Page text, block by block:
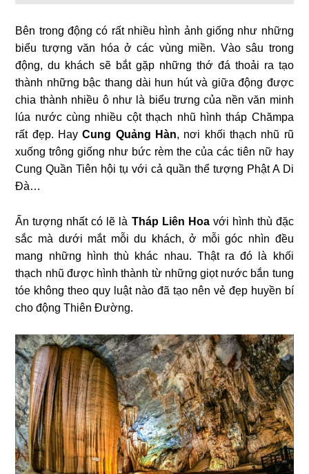
Bên trong động có rất nhiều hình ảnh giống như những
biểu tượng văn hóa ở các vùng miền. Vào sâu trong
động, du khách sẽ bắt gặp những thớ đá thoải ra tạo
thành những bậc thang dài hun hút và giữa động được
chia thành nhiều ô như là biểu trưng của nền văn minh
lúa nước cùng nhiều cột thạch nhũ hình tháp Chămpa
rất đẹp. HayCung Quảng Hàn, nơi khối thạch nhũ rũ
xuống trông giống như bức rèm the của các tiên nữ hay
Cung Quần Tiên hội tụ với cả quần thể tượng Phật A Di
Đà…
Ấn tượng nhất có lẽ là Tháp Liên Hoavới hình thù đặc
sắc mà dưới mắt mỗi du khách, ở mỗi góc nhìn đều
mang những hình thù khác nhau. Thật ra đó là khối
thạch nhũ được hình thành từ những giọt nước bắn tung
tóe không theo quy luật nào đã tạo nên vẻ đẹp huyền bí
cho động Thiên Đường.